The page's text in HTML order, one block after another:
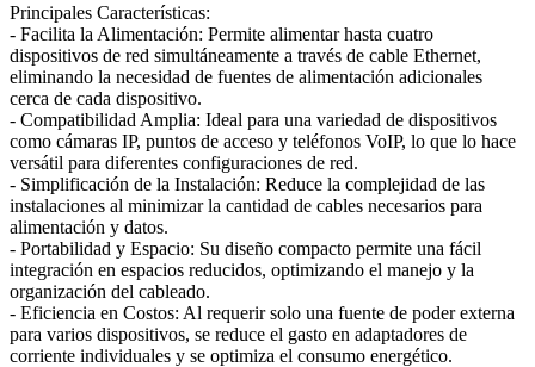
Principales Características:
- Facilita la Alimentación: Permite alimentar hasta cuatro
dispositivos de red simultáneamente a través de cable Ethernet,
eliminando la necesidad de fuentes de alimentación adicionales
cerca de cada dispositivo.
- Compatibilidad Amplia: Ideal para una variedad de dispositivos
como cámaras IP, puntos de acceso y teléfonos VoIP, lo que lo hace
versátil para diferentes configuraciones de red.
- Simplificación de la Instalación: Reduce la complejidad de las
instalaciones al minimizar la cantidad de cables necesarios para
alimentación y datos.
- Portabilidad y Espacio: Su diseño compacto permite una fácil
integración en espacios reducidos, optimizando el manejo y la
organización del cableado.
- Eficiencia en Costos: Al requerir solo una fuente de poder externa
para varios dispositivos, se reduce el gasto en adaptadores de
corriente individuales y se optimiza el consumo energético.